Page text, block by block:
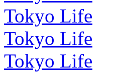
Tokyo Life
Tokyo Life
Tokyo Life